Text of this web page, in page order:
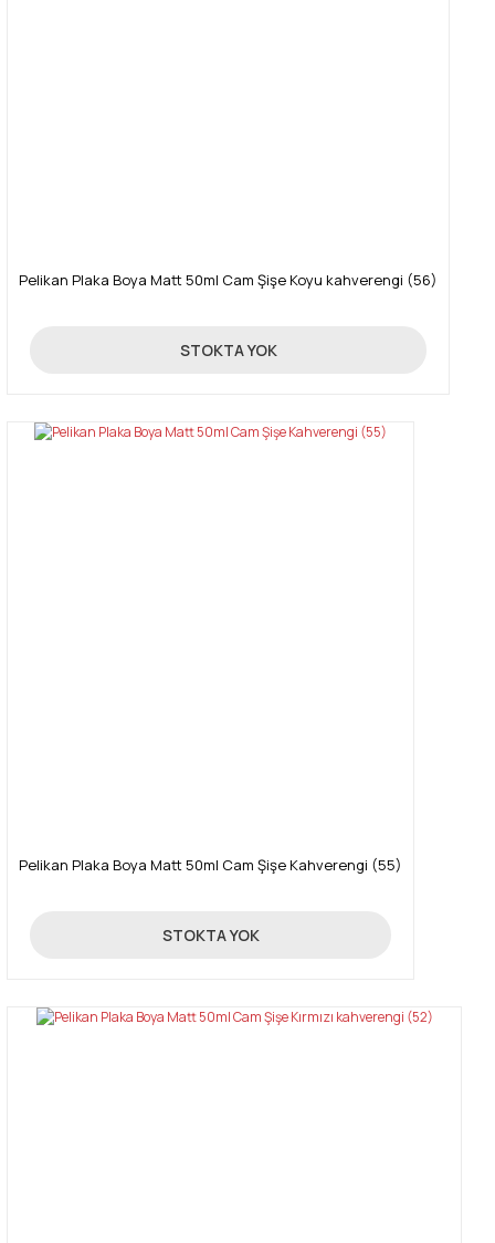
Pelikan Plaka Boya Matt 50ml Cam Şişe Koyu kahverengi (56)
89,00 TL
STOKTA YOK
Pelikan Plaka Boya Matt 50ml Cam Şişe Kahverengi (55)
89,00 TL
STOKTA YOK